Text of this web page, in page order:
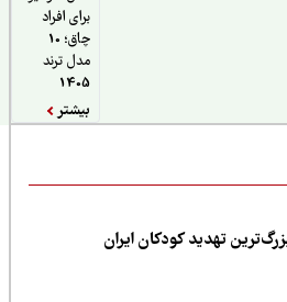
برای افراد
چاق؛ 10
مدل ترند
تهدید کودکان ایران